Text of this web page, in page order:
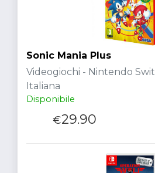
Sonic Mania Plus
Videogiochi - Nintendo
Italiana
Disponibile
€29.90